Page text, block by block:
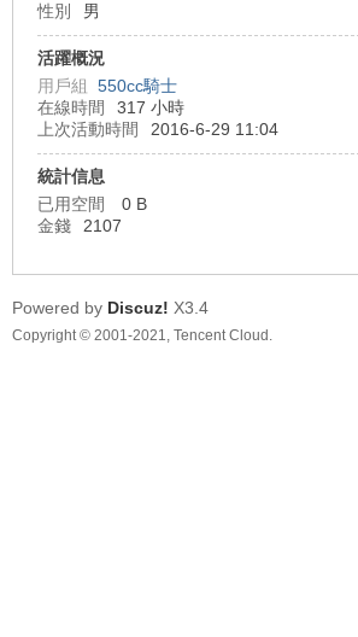
性別 男
活躍概況
用戶組 550cc騎士
在線時間
317 小時
上次活動時間
2016-6-29 11:04
統計信息
已用空間
0 B
金錢
2107
Powered by Discuz! X3.4
Copyright © 2001-2021, Tencent Cloud.